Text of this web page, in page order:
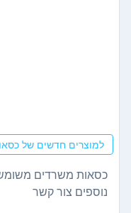
למוצרים חדשים של
כסאות משרדים
נוספים צור קשר